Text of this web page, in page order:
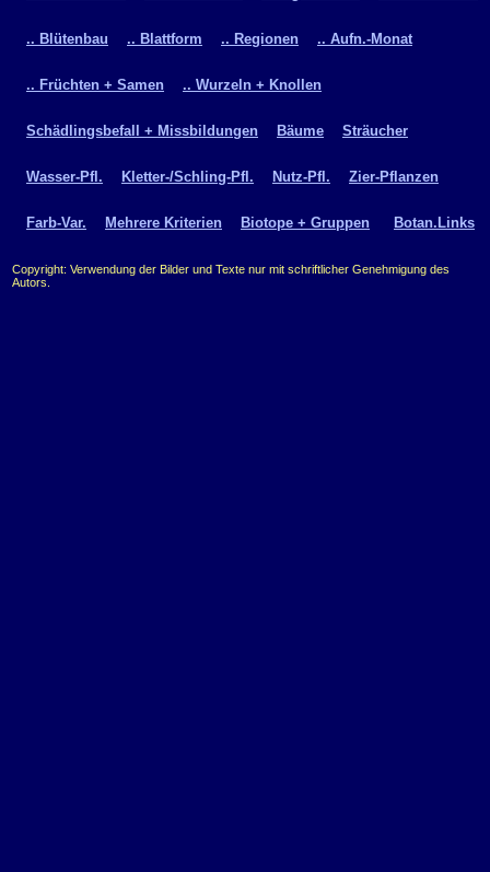
.. Blütenbau .. Blattform .. Regionen .. Aufn.-Monat
.. Früchten + Samen .. Wurzeln + Knollen
Schädlingsbefall + Missbildungen Bäume Sträucher
Wasser-Pfl. Kletter-/Schling-Pfl. Nutz-Pfl. Zier-Pflanzen
Farb-Var. Mehrere Kriterien Biotope + Gruppen Botan.Links
Copyright: Verwendung der Bilder und Texte nur mit schriftlicher Genehmigung des
Autors.